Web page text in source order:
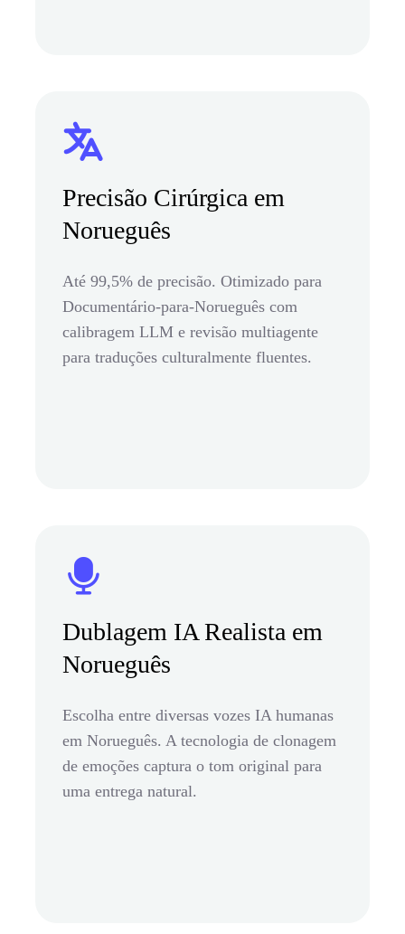
Precisão Cirúrgica em
Norueguês
Até 99,5% de precisão. Otimizado para
Documentário-para-Norueguês com
calibragem LLM e revisão multiagente
para traduções culturalmente fluentes.
Dublagem IA Realista em
Norueguês
Escolha entre diversas vozes IA humanas
em Norueguês. A tecnologia de clonagem
de emoções captura o tom original para
uma entrega natural.